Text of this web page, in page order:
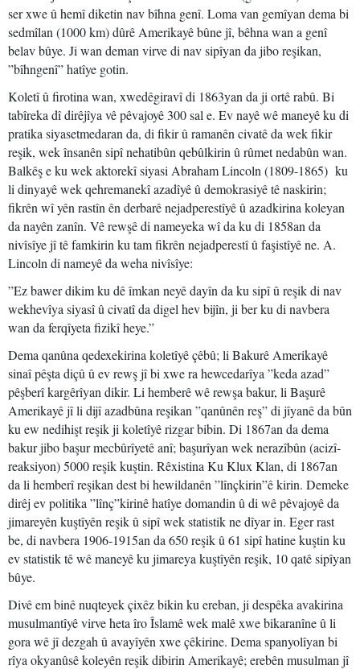
ser xwe û hemî diketin nav bîhna genî. Loma van gemîyan dema bi
sedmîlan (1000 km) dûrê Amerikayê bûne jî, bêhna wan a genî
belav bûye. Ji wan deman virve di nav sipîyan da jibo reşikan,
”bîhngenî” hatîye gotin.
Koletî û firotina wan, xwedêgiravî di 1863yan da ji ortê rabû. Bi
tabîreka dî dirêjîya vê pêvajoyê 300 sal e. Ev nayê wê maneyê ku di
pratika siyasetmedaran da, di fikir û ramanên civatê da wek fikir
reşik, wek însanên sipî nehatibûn qebûlkirin û rûmet nedabûn wan.
Balkêş e ku wek aktorekî siyasi Abraham Lincoln (1809-1865) ku
li dinyayê wek qehremanekî azadîyê û demokrasiyê tê naskirin;
fikrên wî yên rastîn ên derbarê nejadperestîyê û azadkirina koleyan
da nayên zanîn. Vê rewşê di nameyeka wî da ku di 1858an da
nivîsîye jî tê famkirin ku tam fikrên nejadperestî û faşistîyê ne. A.
Lincoln di nameyê da weha nivîsîye:
”Ez bawer dikim ku dê îmkan neyê dayîn da ku sipî û reşik di nav
wekhevîya siyasî û civatî da digel hev bijîn, ji ber ku di navbera
wan da ferqîyeta fizikî heye.”
Dema qanûna qedexekirina koletîyê çêbû; li Bakurê Amerikayê
sinaî pêşta diçû û ev rewş jî bi xwe ra hewcedarîya ”keda azad”
pêşberî kargêrîyan dikir. Li hemberê wê rewşa bakur, li Başurê
Amerikayê jî li dijî azadbûna reşikan ”qanûnên reş” di jîyanê da bûn
ku ew nedihişt reşik ji koletîyê rizgar bibin. Di 1867an da dema
bakur jibo başur mecbûrîyetê anî; başurîyan wek nerazîbûn (acizî-
reaksiyon) 5000 reşik kuştin. Rêxistina Ku Klux Klan, di 1867an
da li hemberî reşikan dest bi hewildanên ”lînçkirin”ê kirin. Demeke
dirêj ev politika ”lînç”kirinê hatîye domandin û di wê pêvajoyê da
jimareyên kuştîyên reşik û sipî wek statistik ne dîyar in. Eger rast
be, di navbera 1906-1915an da 650 reşik û 61 sipî hatine kuştin ku
ev statistik tê wê maneyê ku jimareya kuştîyên reşik, 10 qatê sipîyan
bûye.
Divê em binê nuqteyek çixêz bikin ku ereban, ji despêka avakirina
musulmantîyê virve heta îro Îslamê wek malê xwe bikaranîne û li
gora wê jî dezgah û avayîyên xwe çêkirine. Dema spanyolîyan bi
rîya okyanûsê koleyên reşik dibirin Amerikayê; erebên musulman jî